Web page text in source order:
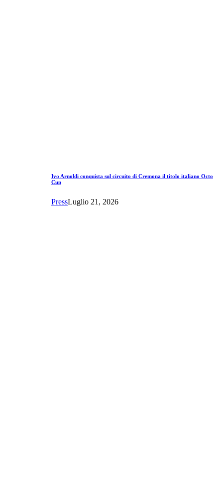
Ivo Arnoldi conquista sul circuito di Cremona il titolo italiano Octo
Cup
PressLuglio 21, 2026